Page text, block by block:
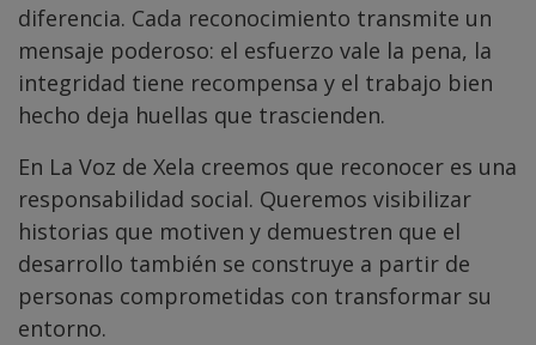
diferencia. Cada reconocimiento transmite un
mensaje poderoso: el esfuerzo vale la pena, la
integridad tiene recompensa y el trabajo bien
hecho deja huellas que trascienden.
En La Voz de Xela creemos que reconocer es una
responsabilidad social. Queremos visibilizar
historias que motiven y demuestren que el
desarrollo también se construye a partir de
personas comprometidas con transformar su
entorno.